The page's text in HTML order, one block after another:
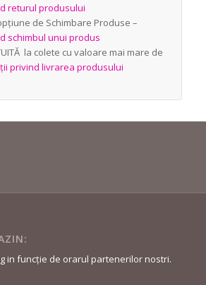
returul produsului
de Schimbare Produse –
schimbul unui produs
la colete cu valoare mai mare de
privind livrarea produsului
in funcție de orarul partenerilor nostri.